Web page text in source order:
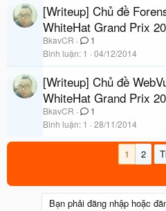
[Writeup] Chủ đề
WhiteHat Grand Prix
BkavCR
1
Bình luận 1 04/12/2014
[Writeup] Chủ đề
WhiteHat Grand Prix
BkavCR
1
Bình luận 1 28/11/2014
1 2
Bạn phải đăng nhập hoặc